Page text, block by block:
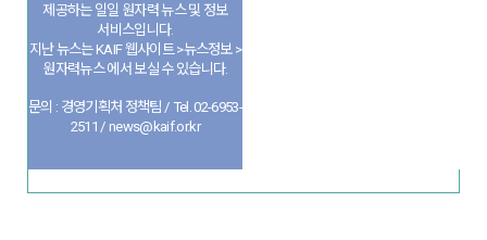
제공하는 일일 원자력 뉴스 및 정보
서비스입니다.
지난 뉴스는 KAIF 웹사이트 >뉴스정보 >
원자력뉴스 에서 보실 수 있습니다.
문의 : 경영기획처 정책팀 / Tel. 02-6953-
2511 / news@kaif.or.kr